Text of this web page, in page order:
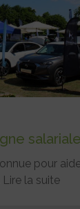
pour
Lire la suite